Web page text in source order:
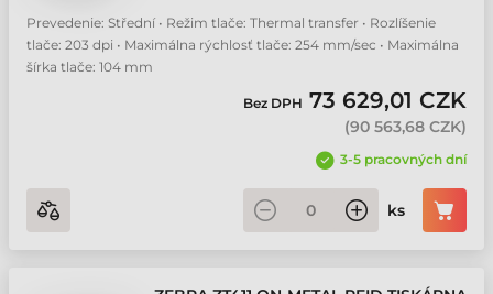
Prevedenie: Střední • Režim tlače: Thermal transfer • Rozlíšenie
tlače: 203 dpi • Maximálna rýchlosť tlače: 254 mm/sec • Maximálna
šírka tlače: 104 mm
Bez DPH 73 629,01 CZK
(90 563,68 CZK)
3-5 pracovných dní
ks